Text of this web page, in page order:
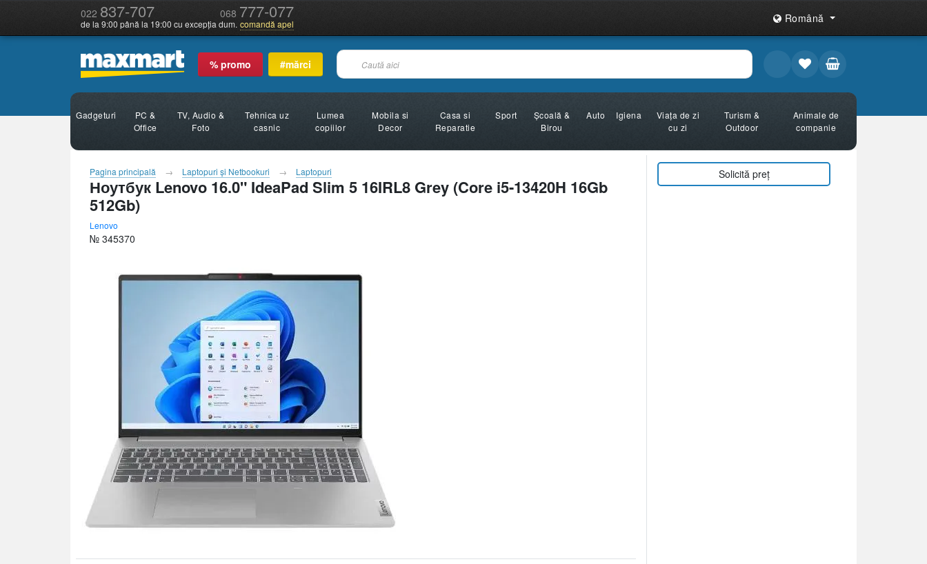
022 837-707 068 777-077
de la 9:00 până la 19:00 cu excepția dum. comandă apel Română
% promo #mărci
Gadgeturi
PC &
Office
TV, Audio &
Foto
Tehnica uz
casnic
Lumea
copiilor
Mobila si
Decor
Casa si
Reparatie
Sport
Şcoală &
Birou
Auto Igiena
Viața de zi
cu zi
Turism &
Outdoor
Animale de
companie
Pagina principală Laptopuri şi Netbookuri Laptopuri
Ноутбук Lenovo 16.0" IdeaPad Slim 5 16IRL8 Grey (Core i5-13420H 16Gb
512Gb)
Lenovo
№ 345370
Solicită preț